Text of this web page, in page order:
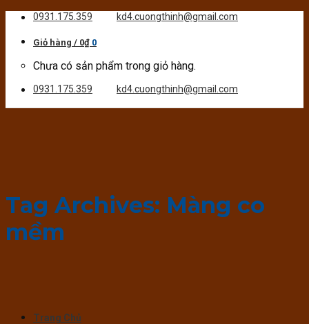
Skip
content
0931.175.359 kd4.cuongthinh@gmail.com
Giỏ hàng / 0₫ 0
Chưa có sản phẩm trong giỏ hàng.
0931.175.359 kd4.cuongthinh@gmail.com
Trang Chủ
Tag Archives: Màng co
mềm